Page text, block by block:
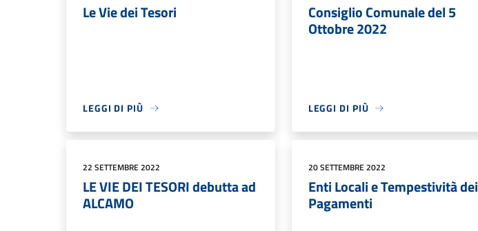
Le Vie dei Tesori
LEGGI DI PIÙ
Consiglio Comunale del 5
Ottobre 2022
LEGGI DI PIÙ
22 SETTEMBRE 2022
LE VIE DEI TESORI debutta ad
ALCAMO
20 SETTEMBRE 2022
Enti Locali e Tempestività dei
Pagamenti